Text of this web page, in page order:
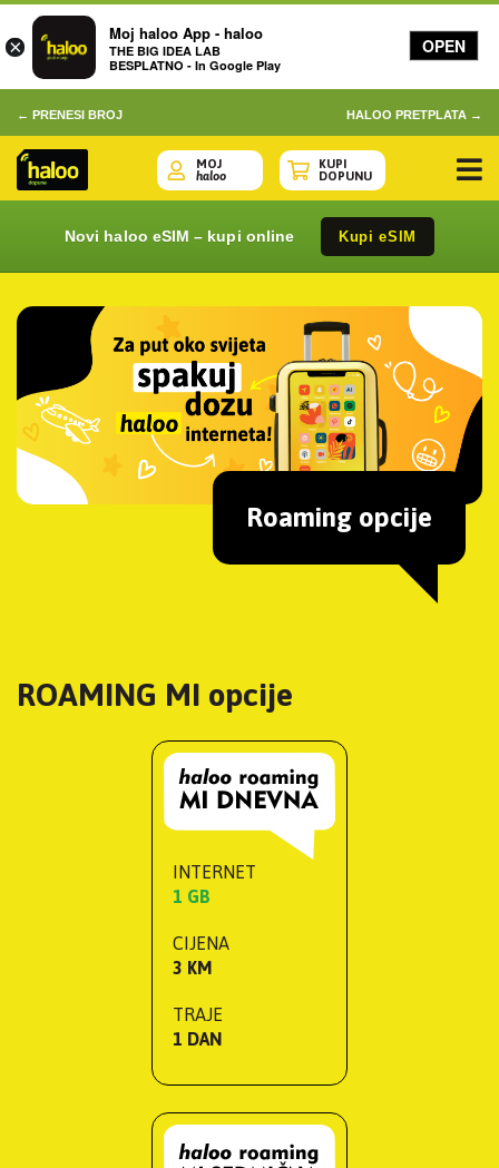
← PRENESI BROJ HALOO PRETPLATA →
MOJ
haloo
KUPI
DOPUNU
Novi haloo eSIM – kupi online Kupi eSIM
Roaming opcije
ROAMING MI opcije
INTERNET
1 GB
CIJENA
3 KM
TRAJE
1 DAN
×
Moj haloo App - haloo
THE BIG IDEA LAB
BESPLATNO - In Google Play
OPEN